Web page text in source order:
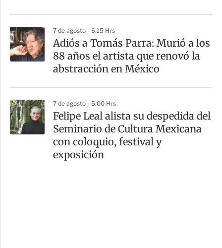
7 de agosto - 6:15 Hrs
Adiós a Tomás Parra: Murió a los
88 años el artista que renovó la
abstracción en México
7 de agosto - 5:00 Hrs
Felipe Leal alista su despedida del
Seminario de Cultura Mexicana
con coloquio, festival y
exposición